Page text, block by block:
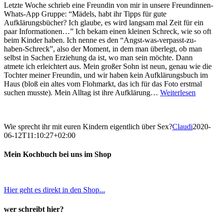
Letzte Woche schrieb eine Freundin von mir in unsere Freundinnen-
Whats-App Gruppe: “Mädels, habt ihr Tipps für gute
Aufklärungsbücher? Ich glaube, es wird langsam mal Zeit für ein
paar Informationen…” Ich bekam einen kleinen Schreck, wie so oft
beim Kinder haben. Ich nenne es den “Angst-was-verpasst-zu-
haben-Schreck”, also der Moment, in dem man überlegt, ob man
selbst in Sachen Erziehung da ist, wo man sein möchte. Dann
atmete ich erleichtert aus. Mein großer Sohn ist neun, genau wie die
Tochter meiner Freundin, und wir haben kein Aufklärungsbuch im
Haus (bloß ein altes vom Flohmarkt, das ich für das Foto erstmal
suchen musste). Mein Alltag ist ihre Aufklärung… Weiterlesen
Wie sprecht ihr mit euren Kindern eigentlich über Sex?Claudi2020-
06-12T11:10:27+02:00
Mein Kochbuch bei uns im Shop
Hier geht es direkt in den Shop...
wer schreibt hier?